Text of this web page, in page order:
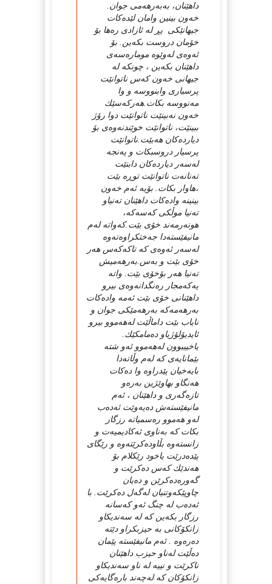
داهێنان، به‌به‌رهه‌می جوان.
خه‌ون بینین وامان لێده‌كات
جیهانێكی پڕ له‌ ئازادی ره‌ها بۆ
خۆمان دروست بكه‌ین. بۆ
ئه‌وه‌ی له‌وێوه‌ موماره‌سه‌ی
داهێنان بكه‌ین ، چونكه‌ له‌
جیهانی خه‌ون كه‌س ناتوانێت
پرسیاری وابنووسه‌ و وا
مه‌نووسه‌ بكات.هه‌ركه‌سێك
خه‌ون نه‌بینێت ناتوانێت دوا رۆژ
ببینێت، ناتوانێت خوێندنه‌وه‌ی بۆ
دیارده‌كان هه‌بێت.ناتوانێت
پرسیار دروسبكات و په‌نجه‌
له‌سه‌ر دیارده‌كان دابنێت
ته‌نانه‌ت ناتوانێت توڕه‌ بێت
،هاوار بكات. بۆیه‌ ئه‌م خه‌ون
بینینه‌ واده‌كات داهێنان ته‌نیاو
ته‌نیا موڵكی كه‌سه‌كه‌،
هونه‌رمه‌ند خۆی بێت.كه‌واته‌ له‌م
مانیفێسته‌دا جه‌ختكراوه‌ته‌وه‌
له‌سه‌ر ئه‌وه‌ی كه‌ تاكه‌كه‌س هه‌ر
خۆی بێت و به‌س.به‌رهه‌میش
ته‌نیا هه‌ر بۆخۆی بێت. واته‌
یه‌كه‌مجار ره‌نگدانه‌وه‌ی بیرو
داهێنانی خۆی بێت ئه‌مه‌ واده‌كات
به‌رهه‌مه‌كه‌ به‌رهه‌مێكی جوان و
نایاب بێت داماڵێت له‌هه‌موو بیرو
ئایدیۆلۆژیاو ده‌مامكێك.
یاخییبوون له‌هه‌موو ئه‌و شته‌
بێمانایه‌ی كه‌ له‌م وڵاته‌دا
بایه‌خیان پێدراوه‌ وا ده‌كات
هه‌نگاو بهاوێژین به‌ره‌و
تازه‌گه‌ری و داهێنان ، ئه‌م
مانیفێسته‌ش ده‌یه‌وێت ئه‌ده‌ب
له‌و هه‌موو ره‌سمیاته‌ رزگار
بكات كه‌ به‌ناوی ئه‌كادیمیه‌ت و
زانسته‌وه‌ بڵاوده‌كرێته‌وه‌ و رێگای
پێده‌درێت یاخود رێكلام بۆ
هه‌ندێك كه‌س ده‌كرێت و
گه‌وره‌ده‌كرێن و ده‌یان
چاوپێكه‌وتنیان له‌گه‌ل ده‌كرێت. با
ئه‌ده‌ب له‌ چنگ ئه‌و كه‌سانه‌
رزگار بكه‌ین كه‌ له‌ سه‌ندیكاو
زانكۆكانی به‌ حیزبكراو دێته‌
ده‌ره‌وه‌ . ئه‌م مانیفێسته‌ پێمان
ده‌ڵێت له‌ناو حیزب داهێنان
ناكرێت و نییه‌ له‌ ناو سه‌ندیكاو
زانكۆكان كه‌ له‌چه‌ند باره‌گایه‌كی